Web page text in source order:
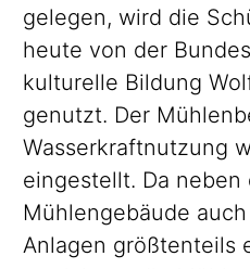
gelegen, wird die
heute von der
kulturelle Bildung
genutzt. Der
Wasserkraftnutzung
eingestellt. Da neben
Mühlengebäude
Anlagen größtenteils